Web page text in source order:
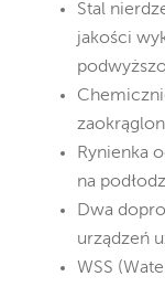
Stal
jakości
Rynienka
na
Dwa
urządzeń
WSS